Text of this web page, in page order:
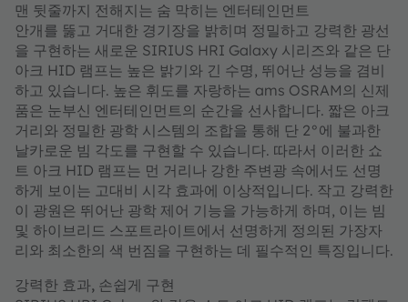
맨 뒷줄까지 전해지는 숨 막히는 엔터테인먼트
안개를 뚫고 거대한 경기장을 밝히며 정밀하고 강력한 광선
을 구현하는 새로운 SIRIUS HRI Galaxy 시리즈와 같은 단
아크 HID 램프는 높은 밝기와 긴 수명, 뛰어난 성능을 겸비
하고 있습니다. 높은 휘도를 자랑하는 ams OSRAM의 신제
품은 눈부신 엔터테인먼트의 순간을 선사합니다. 짧은 아크
거리와 정밀한 광학 시스템의 조합을 통해 단 2°에 불과한
날카로운 빔 각도를 구현할 수 있습니다. 따라서 이러한 쇼
트 아크 HID 램프는 먼 거리나 강한 주변광 속에서도 선명
하게 보이는 고대비 시각 효과에 이상적입니다. 작고 강력한
이 광원은 뛰어난 광학 제어 기능을 가능하게 하며, 이는 빔
및 하이브리드 스포트라이트에서 선명하게 정의된 가장자
리와 최소한의 색 번짐을 구현하는 데 필수적인 특징입니다.
강력한 효과, 손쉽게 구현